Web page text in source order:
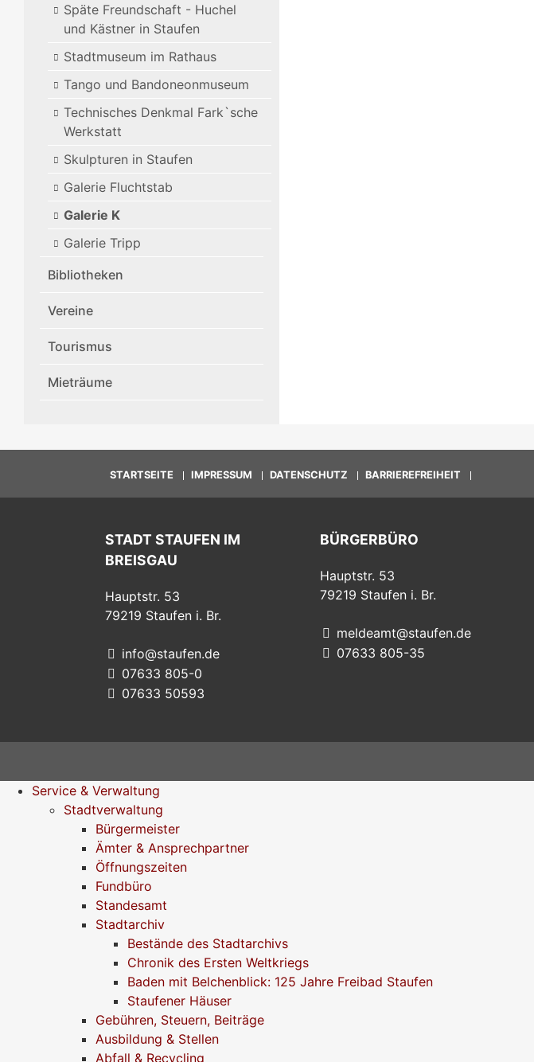
Späte Freundschaft - Huchel
und Kästner in Staufen
Stadtmuseum im Rathaus
Tango und Bandoneonmuseum
Technisches Denkmal Fark`sche
Werkstatt
Skulpturen in Staufen
Galerie Fluchtstab
Galerie K
Galerie Tripp
Bibliotheken
Vereine
Tourismus
Mieträume
STARTSEITE IMPRESSUM DATENSCHUTZ BARRIEREFREIHEIT
STADT STAUFEN IM
BREISGAU
Hauptstr. 53
79219 Staufen i. Br.
info@staufen.de
07633 805-0
07633 50593
BÜRGERBÜRO
Hauptstr. 53
79219 Staufen i. Br.
meldeamt@staufen.de
07633 805-35
Service & Verwaltung
Stadtverwaltung
Bürgermeister
Ämter & Ansprechpartner
Öffnungszeiten
Fundbüro
Standesamt
Stadtarchiv
Bestände des Stadtarchivs
Chronik des Ersten Weltkriegs
Baden mit Belchenblick: 125 Jahre Freibad Staufen
Staufener Häuser
Gebühren, Steuern, Beiträge
Ausbildung & Stellen
Abfall & Recycling